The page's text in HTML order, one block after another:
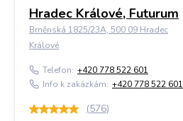
Hradec Králové, Futurum
Brněnská 1825/23A, 500 09 Hradec
Králové
Telefon: +420 778 522 601
Info k zakázkám: +420 778 522 601
(576)